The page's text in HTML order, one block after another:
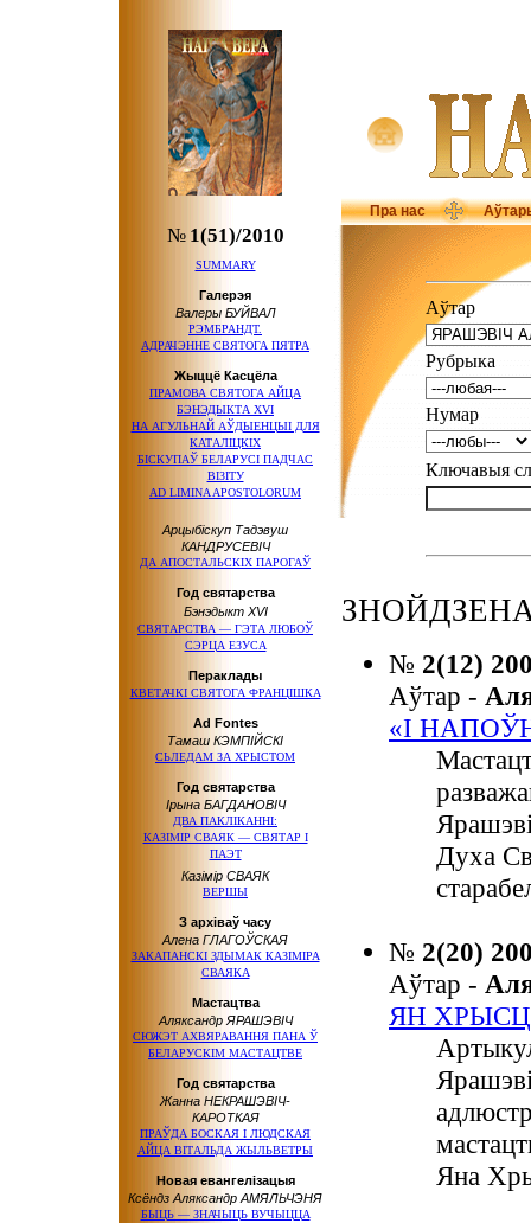
Пра нас
№ 1(51)/2010
SUMMARY
Галерэя
Валеры БУЙВАЛ
РЭМБРАНДТ.
АДРАЧЭННЕ СВЯТОГА ПЯТРА
Жыццё Касцёла
ПРАМОВА СВЯТОГА АЙЦА
БЭНЭДЫКТА XVI
НА АГУЛЬНАЙ АЎДЫЕНЦЫІ ДЛЯ
КАТАЛІЦКІХ
БІСКУПАЎ БЕЛАРУСІ ПАДЧАС
ВІЗІТУ
AD LIMINA APOSTOLORUM
Арцыбіскуп Тадэвуш
КАНДРУСЕВІЧ
ДА АПОСТАЛЬСКІХ ПАРОГАЎ
Год святарства
Бэнэдыкт XVI
СВЯТАРСТВА — ГЭТА ЛЮБОЎ
СЭРЦА ЕЗУСА
Пераклады
КВЕТАЧКІ СВЯТОГА ФРАНЦІШКА
Ad Fontes
Тамаш КЭМПІЙСКІ
СЬЛЕДАМ ЗА ХРЫСТОМ
Год святарства
Ірына БАГДАНОВІЧ
ДВА ПАКЛІКАННІ:
КАЗІМІР СВАЯК — СВЯТАР І
ПАЭТ
Казімір СВАЯК
ВЕРШЫ
З архіваў часу
Алена ГЛАГОЎСКАЯ
ЗАКАПАНСКІ ЗДЫМАК КАЗІМIРА
СВАЯКА
Мастацтва
Аляксандр ЯРАШЭВІЧ
СЮЖЭТ АХВЯРАВАННЯ ПАНА Ў
БЕЛАРУСКІМ МАСТАЦТВЕ
Год святарства
Жанна НЕКРАШЭВІЧ-
КАРОТКАЯ
ПРАЎДА БОСКАЯ І ЛЮДСКАЯ
АЙЦА ВІТАЛЬДА ЖЫЛЬВЕТРЫ
Новая евангелізацыя
Ксёндз Аляксандр АМЯЛЬЧЭНЯ
БЫЦЬ — ЗНАЧЫЦЬ ВУЧЫЦЦА
Аўтар
Рубрыка
Нумар
Ключавыя
№ 2(12)
Аўтар -
«І
Духа
№ 2(20)
Аўтар -
ЯН
Яна